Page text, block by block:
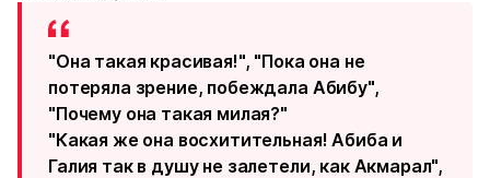
"Она такая красивая!", "Пока она не
потеряла зрение, побеждала Абибу",
"Почему она такая милая?"
"Какая же она восхитительная! Абиба и
Галия так в душу не залетели, как Акмарал",